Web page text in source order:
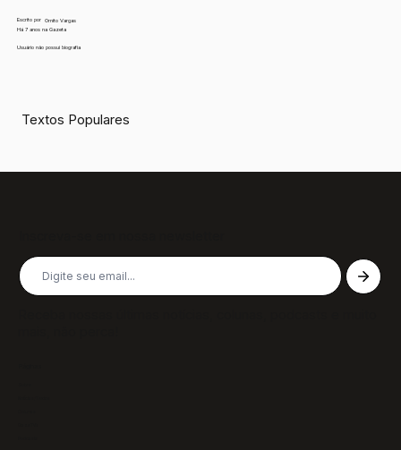
Escrito por
Ornito Vargas
Há 7 anos na Gazeta
Usuário não possui biografia
Textos Populares